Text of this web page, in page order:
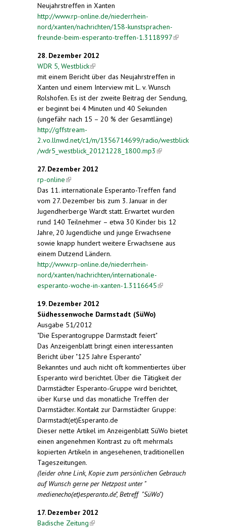
Neujahrstreffen in Xanten
http://www.rp-online.de/niederrhein-
nord/xanten/nachrichten/158-kunstsprachen-
freunde-beim-esperanto-treffen-1.3118997(link is
28. Dezember 2012
WDR 5, Westblick(link is external)
mit einem Bericht über das Neujahrstreffen in
Xanten und einem Interview mit L. v. Wunsch
Rolshofen. Es ist der zweite Beitrag der Sendung,
er beginnt bei 4 Minuten und 40 Sekunden
(ungefähr nach 15 – 20 % der Gesamtlänge)
http://gffstream-
2.vo.llnwd.net/c1/m/1356714699/radio/westblick
/wdr5_westblick_20121228_1800.mp3 (link is
27. Dezember 2012
rp-online(link is external)
Das 11. internationale Esperanto-Treffen fand
vom 27. Dezember bis zum 3. Januar in der
Jugendherberge Wardt statt. Erwartet wurden
rund 140 Teilnehmer – etwa 30 Kinder bis 12
Jahre, 20 Jugendliche und junge Erwachsene
sowie knapp hundert weitere Erwachsene aus
einem Dutzend Ländern.
http://www.rp-online.de/niederrhein-
nord/xanten/nachrichten/internationale-
esperanto-woche-in-xanten-1.3116645(link is
19. Dezember 2012
Südhessenwoche Darmstadt (SüWo)
Ausgabe 51/2012
"Die Esperantogruppe Darmstadt feiert"
Das Anzeigenblatt bringt einen interessanten
Bericht über "125 Jahre Esperanto"
Bekanntes und auch nicht oft kommentiertes über
Esperanto wird berichtet. Über die Tätigkeit der
Darmstädter Esperanto-Gruppe wird berichtet,
über Kurse und das monatliche Treffen der
Darmstädter. Kontakt zur Darmstädter Gruppe:
Darmstadt(et)Esperanto.de
Dieser nette Artikel im Anzeigenblatt SüWo bietet
einen angenehmen Kontrast zu oft mehrmals
kopierten Artikeln in angesehenen, traditionellen
Tageszeitungen.
(leider ohne Link, Kopie zum persönlichen Gebrauch
auf Wunsch gerne per Netzpost unter "
medienecho(et)esperanto.de", Betreff "SüWo")
17. Dezember 2012
Badische Zeitung(link is external)